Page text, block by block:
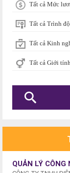
Tất cả Mức
Tất cả Trình độ
Tất cả Kinh
Tất cả Giới
QUẢN LÝ CÔNG